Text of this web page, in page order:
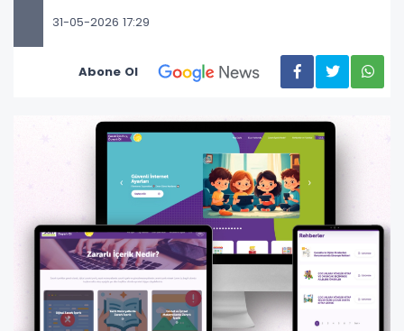
31-05-2026 17:29
Abone Ol